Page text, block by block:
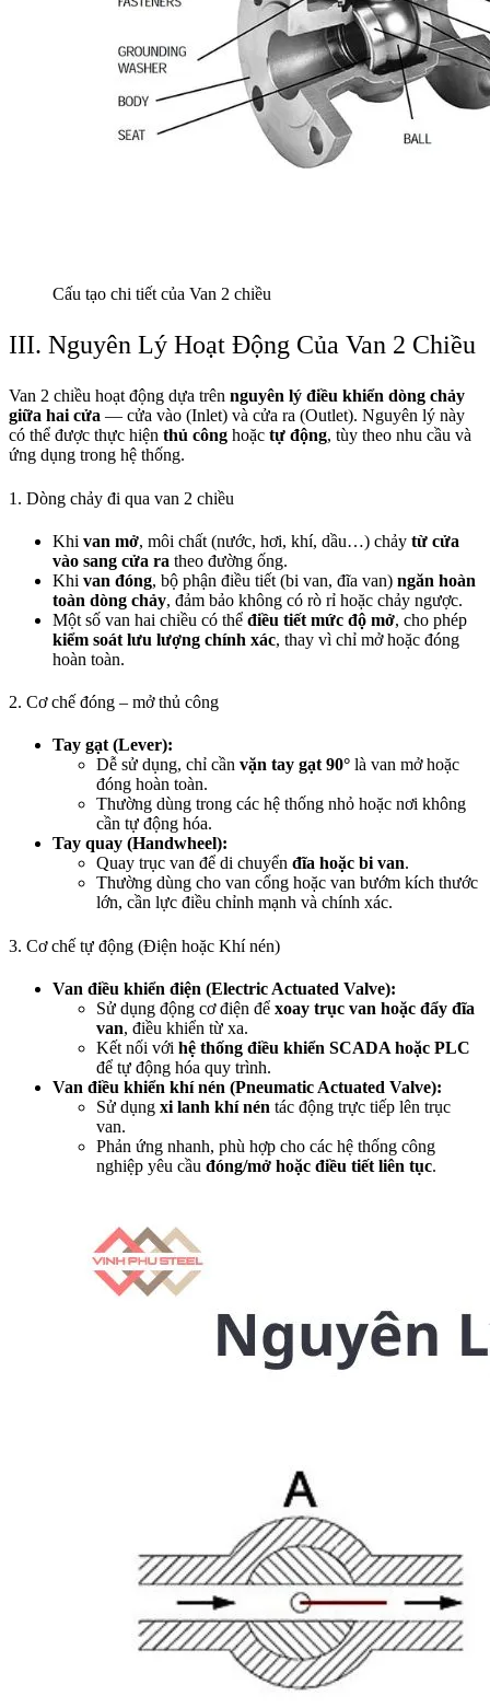
Cấu tạo chi tiết của Van 2 chiều
III. Nguyên Lý Hoạt Động Của Van 2 Chiều
Van 2 chiều hoạt động dựa trên nguyên lý điều khiển dòng chảy
giữa hai cửa — cửa vào (Inlet) và cửa ra (Outlet). Nguyên lý này
có thể được thực hiện thủ công hoặc tự động, tùy theo nhu cầu và
ứng dụng trong hệ thống.
1. Dòng chảy đi qua van 2 chiều
Khi van mở, môi chất (nước, hơi, khí, dầu…) chảy từ cửa
vào sang cửa ra theo đường ống.
Khi van đóng, bộ phận điều tiết (bi van, đĩa van) ngăn hoàn
toàn dòng chảy, đảm bảo không có rò rỉ hoặc chảy ngược.
Một số van hai chiều có thể điều tiết mức độ mở, cho phép
kiểm soát lưu lượng chính xác, thay vì chỉ mở hoặc đóng
hoàn toàn.
2. Cơ chế đóng – mở thủ công
Tay gạt (Lever):
Dễ sử dụng, chỉ cần vặn tay gạt 90° là van mở hoặc
đóng hoàn toàn.
Thường dùng trong các hệ thống nhỏ hoặc nơi không
cần tự động hóa.
Tay quay (Handwheel):
Quay trục van để di chuyển đĩa hoặc bi van.
Thường dùng cho van cổng hoặc van bướm kích thước
lớn, cần lực điều chỉnh mạnh và chính xác.
3. Cơ chế tự động (Điện hoặc Khí nén)
Van điều khiển điện (Electric Actuated Valve):
Sử dụng động cơ điện để xoay trục van hoặc đẩy đĩa
van, điều khiển từ xa.
Kết nối với hệ thống điều khiển SCADA hoặc PLC
để tự động hóa quy trình.
Van điều khiển khí nén (Pneumatic Actuated Valve):
Sử dụng xi lanh khí nén tác động trực tiếp lên trục
van.
Phản ứng nhanh, phù hợp cho các hệ thống công
nghiệp yêu cầu đóng/mở hoặc điều tiết liên tục.